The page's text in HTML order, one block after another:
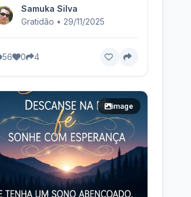
Samuka Silva
Gratidão • 29/11/2025
56 0 4
image